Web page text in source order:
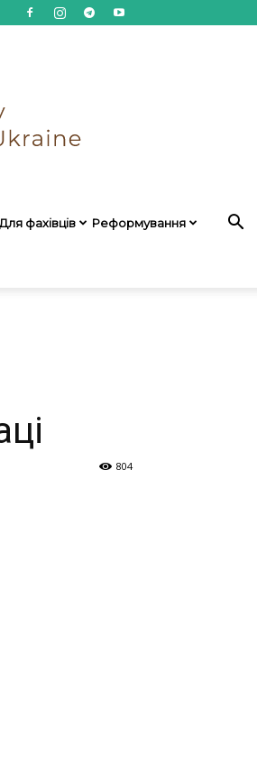
Для фахівців Реформування
804